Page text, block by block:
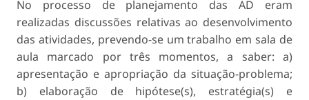
No processo de planejamento das AD eram
realizadas discussões relativas ao desenvolvimento
das atividades, prevendo-se um trabalho em sala de
aula marcado por três momentos, a saber: a)
apresentação e apropriação da situação-problema;
b) elaboração de hipótese(s), estratégia(s) e